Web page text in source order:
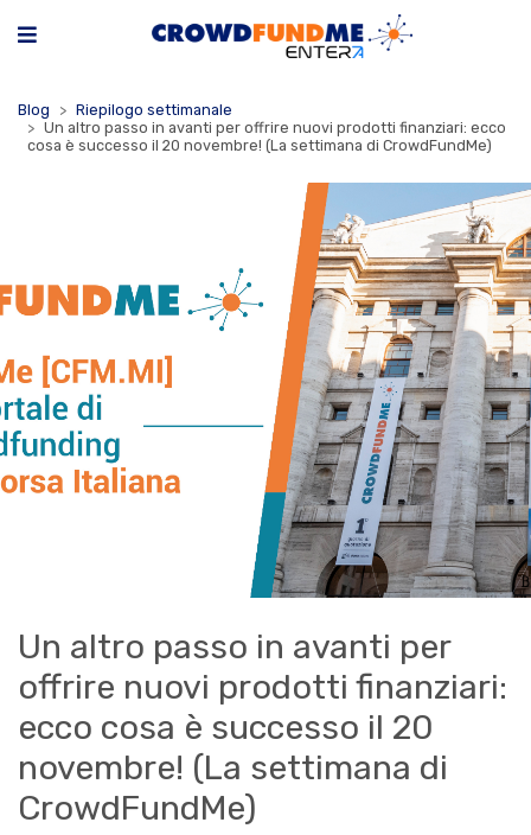
Blog
Riepilogo settimanale
Un altro passo in avanti per offrire nuovi prodotti finanziari: ecco
cosa è successo il 20 novembre! (La settimana di CrowdFundMe)
Un altro passo in avanti per
offrire nuovi prodotti finanziari:
ecco cosa è successo il 20
novembre! (La settimana di
CrowdFundMe)